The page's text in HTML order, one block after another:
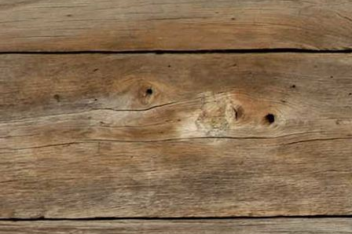
IMG_5667